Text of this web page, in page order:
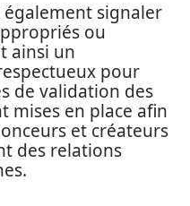
signaler
ou
ainsi un
pour
de validation des
mises en place afin
et créateurs
des relations